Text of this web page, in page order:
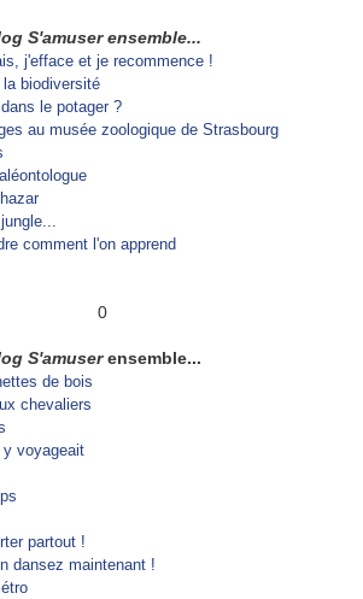
S'amuser ensemble...
j'efface et je recommence !
biodiversité
le potager ?
au musée zoologique de Strasbourg
comment l'on apprend
S'amuserensemble...
de bois
chevaliers
y voyageait
partout !
dansez maintenant !